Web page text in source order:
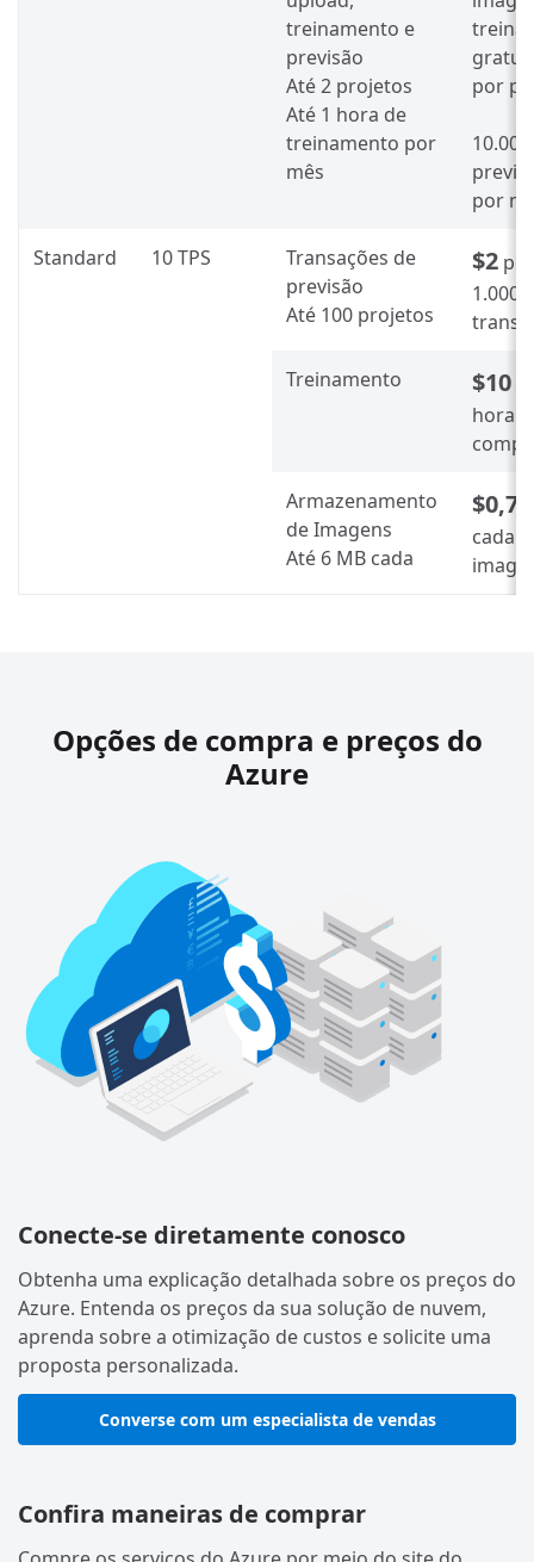
treinamento e
previsão
Até 2 projetos
Até 1 hora de
treinamento por
mês
por
10.000
por
Standard 10 TPS
Transações de
previsão
Até 100 projetos
$2 por
1.000
Treinamento $10
hora
Armazenamento
de Imagens
Até 6 MB cada
$0,70
cada
Opções de compra e preços do
Azure
Conecte-se diretamente conosco
Obtenha uma explicação detalhada sobre os preços do
Azure. Entenda os preços da sua solução de nuvem,
aprenda sobre a otimização de custos e solicite uma
proposta personalizada.
Converse com um especialista de vendas
Confira maneiras de comprar